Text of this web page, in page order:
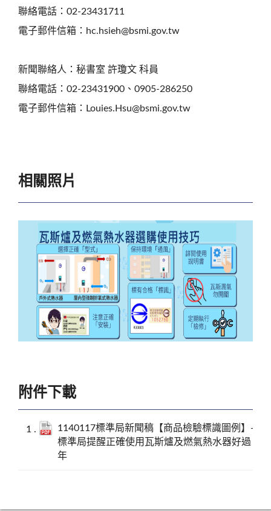
聯絡電話：02-23431711
電子郵件信箱：hc.hsieh@bsmi.gov.tw
新聞聯絡人：秘書室 許瓊文 科員
聯絡電話：02-23431900、0905-286250
電子郵件信箱：Louies.Hsu@bsmi.gov.tw
相關照片
附件下載
1140117標準局新聞稿【商品檢驗標識圖例】-
標準局提醒正確使用瓦斯爐及燃氣熱水器好過
年